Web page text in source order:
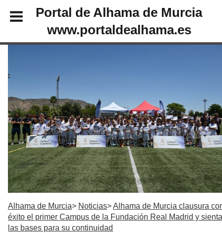
Portal de Alhama de Murcia
www.portaldealhama.es
Alhama de Murcia Noticias
Alhama de Murcia clausura
éxito el primer Campus de la Fundación Real Madrid y sienta
las bases para su continuidad